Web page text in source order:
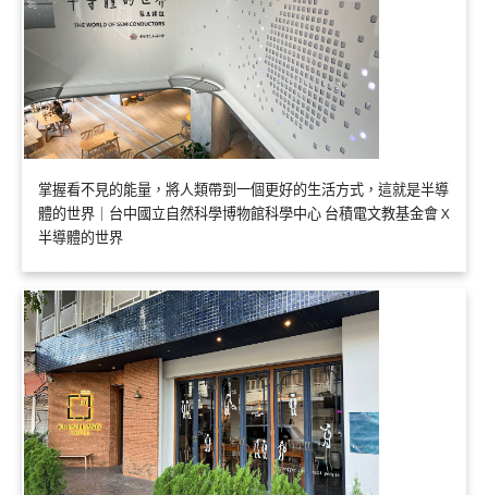
掌握看不見的能量，將人類帶到一個更好的生活方式，這就是半導
體的世界｜台中國立自然科學博物館科學中心 台積電文教基金會 X
半導體的世界